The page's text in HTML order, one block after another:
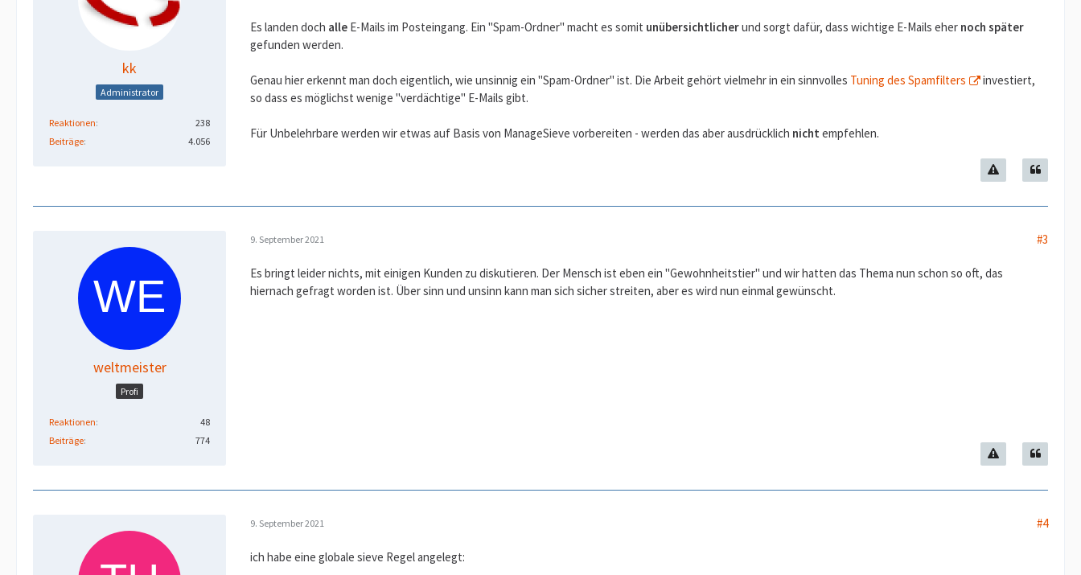
kk
Administrator
Reaktionen
238
Beiträge
4.056
Es landen doch alle E-Mails im Posteingang. Ein "Spam-Ordner" macht es somit unübersichtlicherund sorgt dafür, dass wichtige E-Mails eher noch später
gefunden werden.
Genau hier erkennt man doch eigentlich, wie unsinnig ein "Spam-Ordner" ist. Die Arbeit gehört vielmehr in ein sinnvolles Tuning des Spamfilters
investiert,
so dass es möglichst wenige "verdächtige" E-Mails gibt.
Für Unbelehrbare werden wir etwas auf Basis von ManageSieve vorbereiten - werden das aber ausdrücklich nicht empfehlen.
weltmeister
Profi
Reaktionen
48
Beiträge
774
9. September 2021 #3
Es bringt leider nichts, mit einigen Kunden zu diskutieren. Der Mensch ist eben ein "Gewohnheitstier" und wir hatten das Thema nun schon so oft, das
hiernach gefragt worden ist. Über sinn und unsinn kann man sich sicher streiten, aber es wird nun einmal gewünscht.
9. September 2021 #4
ich habe eine globale sieve Regel angelegt: